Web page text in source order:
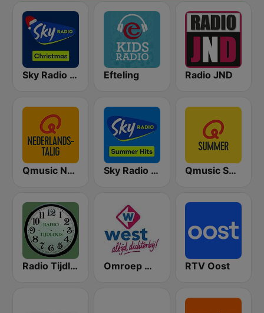
Sky Radio Christmas Efteling Radio JND
Qmusic Nederlandstalig Sky Radio Summer Hits Qmusic Summer
Radio Tijdloos Omroep West RTV Oost